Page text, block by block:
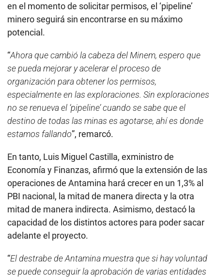
en el momento de solicitar permisos, el ‘pipeline’
minero seguirá sin encontrarse en su máximo
potencial.
“Ahora que cambió la cabeza del Minem, espero que
se pueda mejorar y acelerar el proceso de
organización para obtener los permisos,
especialmente en las exploraciones. Sin exploraciones
no se renueva el ‘pipeline’ cuando se sabe que el
destino de todas las minas es agotarse, ahí es donde
estamos fallando”, remarcó.
En tanto, Luis Miguel Castilla, exministro de
Economía y Finanzas, afirmó que la extensión de las
operaciones de Antamina hará crecer en un 1,3% al
PBI nacional, la mitad de manera directa y la otra
mitad de manera indirecta. Asimismo, destacó la
capacidad de los distintos actores para poder sacar
adelante el proyecto.
“El destrabe de Antamina muestra que si hay voluntad
se puede conseguir la aprobación de varias entidades